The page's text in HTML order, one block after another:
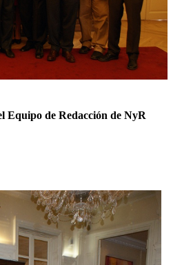
Equipo de Redacción de NyR